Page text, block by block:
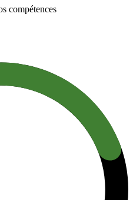
compétences